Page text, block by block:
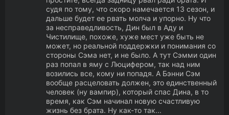
судя по тому, что скоро намечается 13 сезон, и
дальше будет ее рвать молча и упорно. Ну что
за несправедливость, Дин был в Аду и
Чистилище, похоже, хуже мест уже быть не
может, но реальной поддержки и понимания со
стороны Сэма нет, и не было. А тут Сэмми один
раз попал в яму с Люцифером, так над ним
возились все, кому ни попадя. А Бэнни Сэм
вообще расцеловать должен, это единственный
человек (ну вампир), который спас Дина, в то
время, как Сэм начинал новую счастливую
жизнь без брата. Ну как-то так...